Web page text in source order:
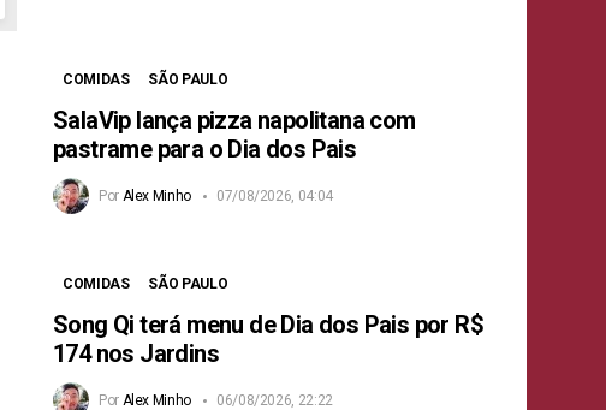
COMIDAS SÃO PAULO
SalaVip lança pizza napolitana com
pastrame para o Dia dos Pais
Por Alex Minho 07/08/2026, 04:04
COMIDAS SÃO PAULO
Song Qi terá menu de Dia dos Pais por R$
174 nos Jardins
Por Alex Minho 06/08/2026, 22:22